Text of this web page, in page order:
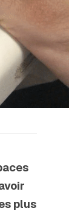
plus